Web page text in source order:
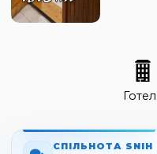
СПІЛЬНОТА SNIH